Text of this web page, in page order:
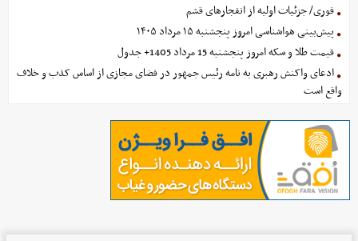
فوری/ جزئیات اولیه از انفجارهای قشم
پیش‌بینی هواشناسی امروز پنجشنبه ۱۵ مرداد ۱۴۰۵
قیمت طلا و سکه امروز پنجشنبه 15 مرداد 1405+ جدول
ادعای واکنش رهبری به نامه رئیس جمهور در فضای مجازی از اساس کذب و خلاف
واقع است